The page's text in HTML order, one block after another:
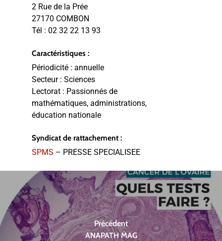
2 Rue de la Prée
27170 COMBON
Tél : 02 32 22 13 93
Caractéristiques :
Périodicité : annuelle
Secteur : Sciences
Lectorat : Passionnés de
mathématiques, administrations,
éducation nationale
Syndicat de rattachement :
SPMS – PRESSE SPECIALISEE
Précédent
ANAPATH MAG